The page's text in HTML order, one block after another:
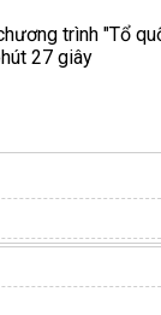
trình "Tổ
27 giây